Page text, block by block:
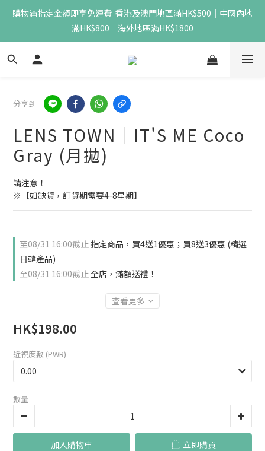
購物滿指定金額即享免運費  香港及澳門地區滿HK$500｜中國內地
滿HK$800｜海外地區滿HK$1800
分享到
LENS TOWN｜IT'S ME Coco
Gray (月拋)
請注意！
※【如缺貨，訂貨期需要4-8星期】
至08/31 16:00截止 指定商品，買4送1優惠；買8送3優惠 (精選
日韓產品)
至08/31 16:00截止全店，滿額送禮！
查看更多
HK$198.00
近視度數 (PWR)
數量
加入購物車 立即購買